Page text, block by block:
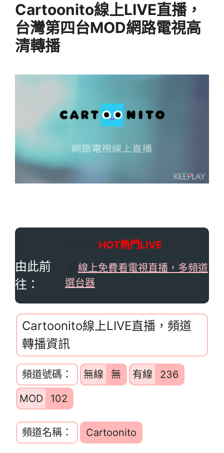
Cartoonito線上LIVE直播，
台灣第四台MOD網路電視高
清轉播
HOT熱門LIVE
由此前
往：
線上免費看電視直播，多頻道
選台器
Cartoonito線上LIVE直播，頻道
轉播資訊
頻道號碼： 無線 無 有線
236
MOD
102
頻道名稱： Cartoonito